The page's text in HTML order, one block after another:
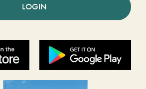
LOGIN